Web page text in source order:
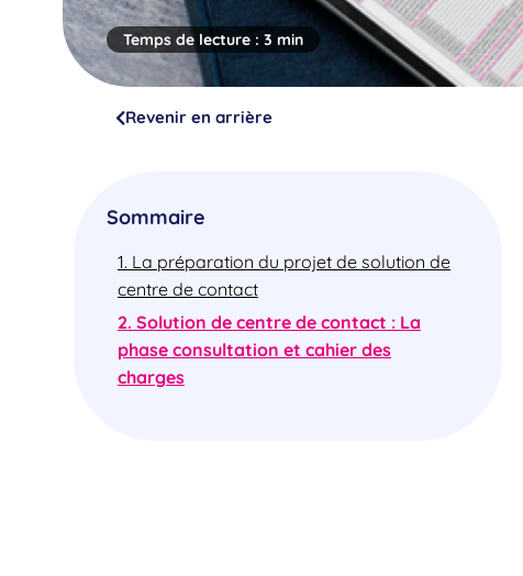
Temps de lecture : 3 min
Revenir en arrière
Sommaire
1. La préparation du projet de solution de
centre de contact
2. Solution de centre de contact : La
phase consultation et cahier des
charges